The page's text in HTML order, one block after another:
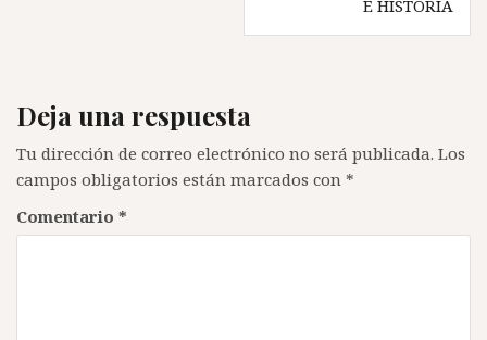
E HISTORIA
Deja una respuesta
Tu dirección de correo electrónico no será publicada. Los
campos obligatorios están marcados con *
Comentario *